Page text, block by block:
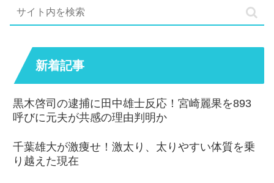
新着記事
黒木啓司の逮捕に田中雄士反応！宮崎麗果を893
呼びに元夫が共感の理由判明か
千葉雄大が激痩せ！激太り、太りやすい体質を乗
り越えた現在